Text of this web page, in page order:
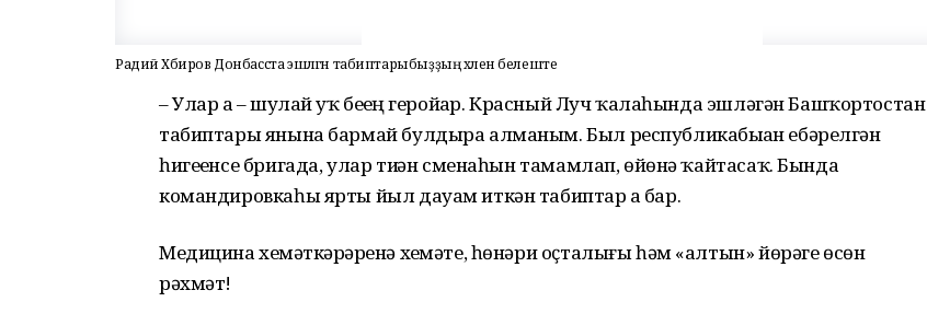
Радий Хәбиров Донбасста эшләгән табиптарыбыҙҙың хәлен белеште
– Улар ҙа – шулай уҡ беҙҙең геройҙар. Красный Луч ҡалаһында эшләгән Башҡортостан
табиптары янына бармай булдыра алманым. Был республикабыҙҙан ебәрелгән
һигеҙенсе бригада, улар тиҙҙән сменаһын тамамлап, өйөнә ҡайтасаҡ. Бында
командировкаһы ярты йыл дауам иткән табиптар ҙа бар.
Медицина хеҙмәткәрҙәренә хеҙмәте, һөнәри оҫталығы һәм «алтын» йөрәге өсөн
рәхмәт!